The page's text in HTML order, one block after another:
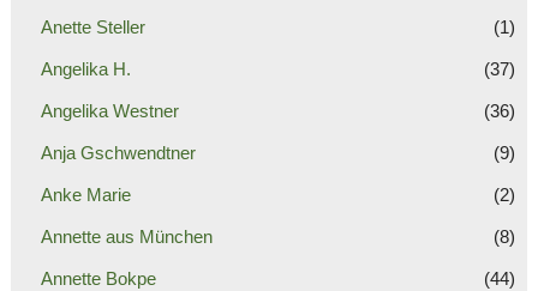
Anette Steller (1)
Angelika H. (37)
Angelika Westner (36)
Anja Gschwendtner (9)
Anke Marie (2)
Annette aus München (8)
Annette Bokpe (44)